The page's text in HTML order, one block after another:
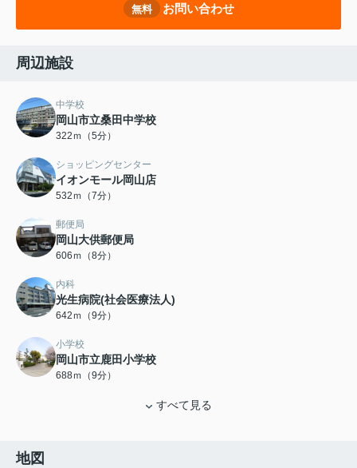
無料 お問い合わせ
周辺施設
中学校
岡山市立桑田中学校
322ｍ（5分）
ショッピングセンター
イオンモール岡山店
532ｍ（7分）
郵便局
岡山大供郵便局
606ｍ（8分）
内科
光生病院(社会医療法人)
642ｍ（9分）
小学校
岡山市立鹿田小学校
688ｍ（9分）
すべて見る
地図